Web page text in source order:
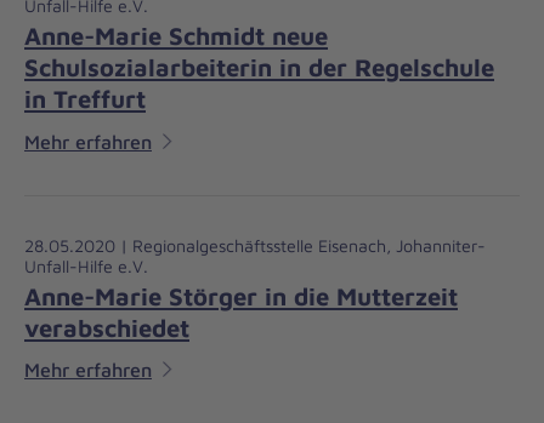
Unfall-Hilfe e.V.
Anne-Marie Schmidt neue
Schulsozialarbeiterin in der Regelschule
in Treffurt
Mehr erfahren
28.05.2020 | Regionalgeschäftsstelle Eisenach, Johanniter-
Unfall-Hilfe e.V.
Anne-Marie Störger in die Mutterzeit
verabschiedet
Mehr erfahren